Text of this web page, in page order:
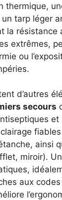
thermique,
un tarp léger
la résistance
extrêmes,
ou
d’autres
secours
et
fiables
ainsi
miroir).
aux